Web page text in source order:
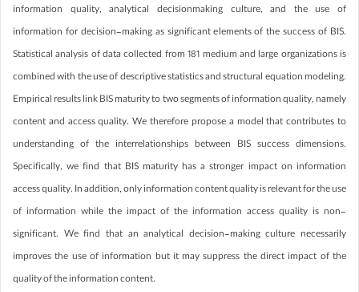
information quality, analytical decisionmaking culture, and the use of
information for decision-making as significant elements of the success of BIS.
Statistical analysis of data collected from 181 medium and large organizations is
combined with the use of descriptive statistics and structural equation modeling.
Empirical results link BIS maturity to two segments of information quality, namely
content and access quality. We therefore propose a model that contributes to
understanding of the interrelationships between BIS success dimensions.
Specifically, we find that BIS maturity has a stronger impact on information
access quality. In addition, only information content quality is relevant for the use
of information while the impact of the information access quality is non-
significant. We find that an analytical decision-making culture necessarily
improves the use of information but it may suppress the direct impact of the
quality of the information content.